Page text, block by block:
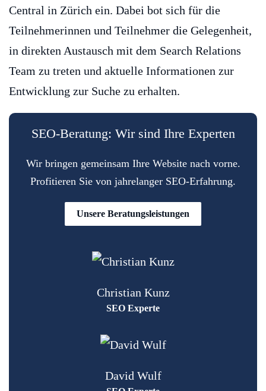
Central in Zürich ein. Dabei bot sich für die
Teilnehmerinnen und Teilnehmer die Gelegenheit,
in direkten Austausch mit dem Search Relations
Team zu treten und aktuelle Informationen zur
Entwicklung zur Suche zu erhalten.
SEO-Beratung: Wir sind Ihre Experten
Wir bringen gemeinsam Ihre Website nach vorne.
Profitieren Sie von jahrelanger SEO-Erfahrung.
Unsere Beratungsleistungen
Christian Kunz
SEO Experte
David Wulf